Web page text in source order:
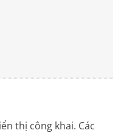
thị công khai. Các